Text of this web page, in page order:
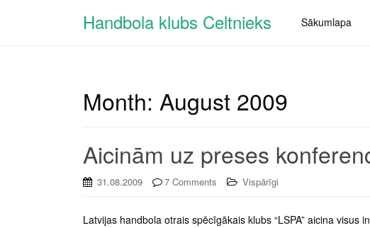
Handbola klubs Celtnieks Sākumlapa
Month: August 2009
Aicinām uz preses
31.08.2009 7 Comments Vispārīgi
Latvijas handbola otrais spēcīgākais klubs “LSPA” aicina